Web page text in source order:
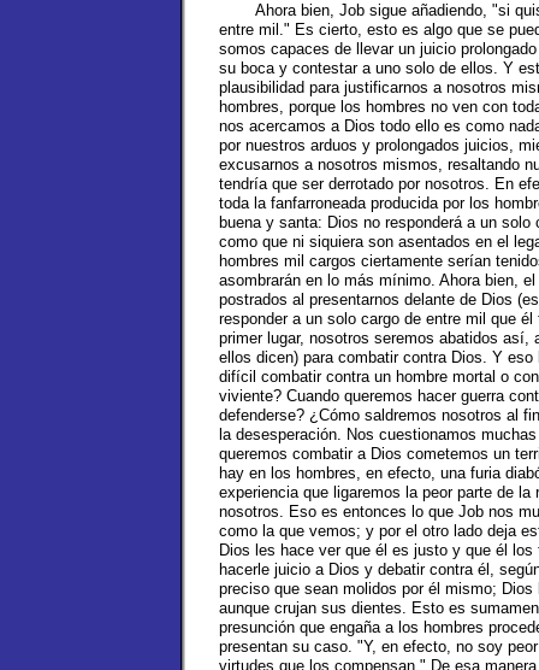
Ahora bien, Job sigue añadiendo, "si
entre mil." Es cierto, esto es algo que se
somos capaces de llevar un juicio
su boca y contestar a uno solo de ellos. Y
plausibilidad para justificarnos a nosotros
hombres, porque los hombres no ven con
nos acercamos a Dios todo ello es como
por nuestros arduos y prolongados juicios,
excusarnos a nosotros mismos, resaltando
tendría que ser derrotado por nosotros. En
toda la fanfarroneada producida por los
buena y santa: Dios no responderá a un
como que ni siquiera son asentados en el
hombres mil cargos ciertamente serían
asombrarán en lo más mínimo. Ahora bien,
postrados al presentarnos delante de Dios
responder a un solo cargo de entre mil que
primer lugar, nosotros seremos abatidos así,
ellos dicen) para combatir contra Dios. Y
difícil combatir contra un hombre mortal o
viviente? Cuando queremos hacer guerra
defenderse? ¿Cómo saldremos nosotros al
la desesperación. Nos cuestionamos
queremos combatir a Dios cometemos un
hay en los hombres, en efecto, una furia
experiencia que ligaremos la peor parte de
nosotros. Eso es entonces lo que Job nos
como la que vemos; y por el otro lado deja
Dios les hace ver que él es justo y que él
hacerle juicio a Dios y debatir contra él,
preciso que sean molidos por él mismo;
aunque crujan sus dientes. Esto es
presunción que engaña a los hombres
presentan su caso. "Y, en efecto, no soy
virtudes que los compensan." De esa